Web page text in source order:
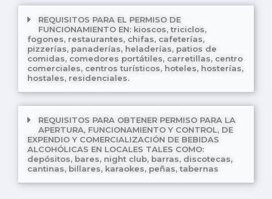
REQUISITOS PARA EL PERMISO DE
FUNCIONAMIENTO EN: kioscos, triciclos,
fogones, restaurantes, chifas, cafeterías,
pizzerías, panaderías, heladerías, patios de
comidas, comedores portátiles, carretillas, centro
comerciales, centros turísticos, hoteles, hosterías,
hostales, residenciales.
REQUISITOS PARA OBTENER PERMISO PARA LA
APERTURA, FUNCIONAMIENTO Y CONTROL, DE
EXPENDIO Y COMERCIALIZACIÓN DE BEBIDAS
ALCOHÓLICAS EN LOCALES TALES COMO:
depósitos, bares, night club, barras, discotecas,
cantinas, billares, karaokes, peñas, tabernas